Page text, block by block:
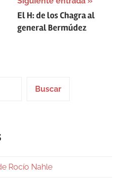
El H: de los Chagra al
general Bermúdez
Buscar
Rocío Nahle